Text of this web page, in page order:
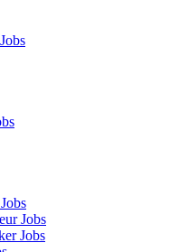
Jobs
Jobs